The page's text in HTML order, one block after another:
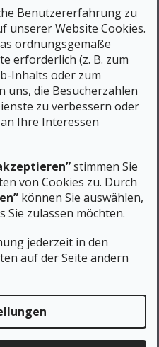
Benutzererfahrung zu
unserer Website Cookies.
ordnungsgemäße
erforderlich (z. B. zum
Inhalts oder zum
uns, die Besucherzahlen
zu verbessern oder
Ihre Interessen
stimmen Sie
von Cookies zu. Durch
können Sie auswählen,
Sie zulassen möchten.
jederzeit in den
auf der Seite ändern
für Neutralläufer
für Neutralläufer ohne
fördert natürliche
hilft, die richtige
beizubehalten
für einen
zwischen Schritt und
längeren Läufen
Laufschuh mit
erhalten Sie nicht nur
und Muskeln bei
Terrain.